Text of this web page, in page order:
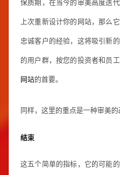
保质期，在当今的审美高度迭
上次重新设计你的网站，那么
忠诚客户的经验，这将吸引新
的用户群，按您的投资者和员
网站的首要。
同样，这里的重点是一种审美
结束
这五个简单的指标，它的可能